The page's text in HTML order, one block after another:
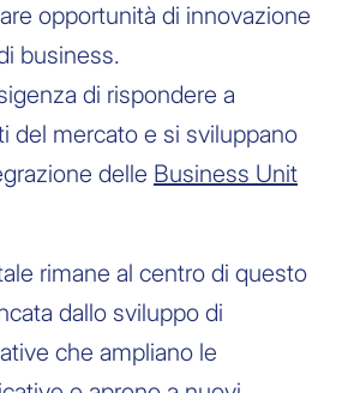
opportunità di innovazione
business.
di rispondere a
del mercato e si sviluppano
delle Business Unit
rimane al centro di questo
dallo sviluppo di
che ampliano le